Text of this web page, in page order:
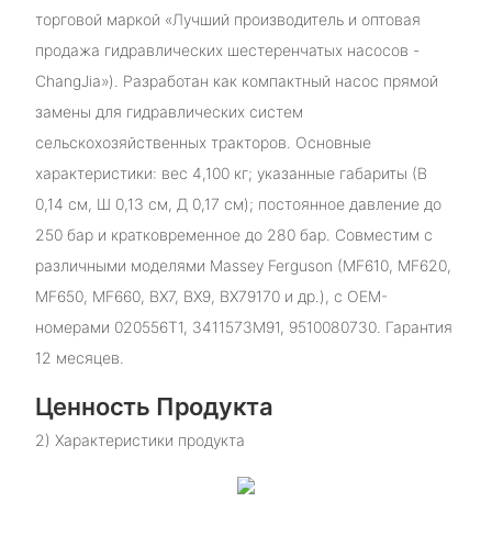
торговой маркой «Лучший производитель и оптовая
продажа гидравлических шестеренчатых насосов -
ChangJia»). Разработан как компактный насос прямой
замены для гидравлических систем
сельскохозяйственных тракторов. Основные
характеристики: вес 4,100 кг; указанные габариты (В
0,14 см, Ш 0,13 см, Д 0,17 см); постоянное давление до
250 бар и кратковременное до 280 бар. Совместим с
различными моделями Massey Ferguson (MF610, MF620,
MF650, MF660, BX7, BX9, BX79170 и др.), с OEM-
номерами 020556T1, 3411573M91, 9510080730. Гарантия
12 месяцев.
Ценность Продукта
2) Характеристики продукта